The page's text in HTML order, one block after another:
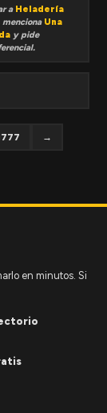
a Heladería
menciona Una
y pide
→
en minutos. Si